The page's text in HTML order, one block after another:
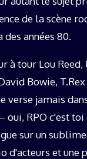
de la scène
années 80.
à tour Lou
Bowie,
verse jamais
oui, RPO c'est
sur un
d'acteurs et une